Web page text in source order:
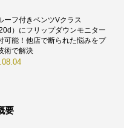
ーフ付きベンツVクラス
）にフリップダウンモニター
可能！他店で断られた悩みをプ
術で解決
要